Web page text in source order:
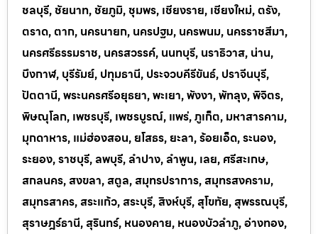
ชลบุรี, ชัยนาท, ชัยภูมิ, ชุมพร, เชียงราย, เชียงใหม่, ตรัง,
ตราด, ตาก, นครนายก, นครปฐม, นครพนม, นครราชสีมา,
นครศรีธรรมราช, นครสวรรค์, นนทบุรี, นราธิวาส, น่าน,
บึงกาฬ, บุรีรัมย์, ปทุมธานี, ประจวบคีรีขันธ์, ปราจีนบุรี,
ปัตตานี, พระนครศรีอยุธยา, พะเยา, พังงา, พัทลุง, พิจิตร,
พิษณุโลก, เพชรบุรี, เพชรบูรณ์, แพร่, ภูเก็ต, มหาสารคาม,
มุกดาหาร, แม่ฮ่องสอน, ยโสธร, ยะลา, ร้อยเอ็ด, ระนอง,
ระยอง, ราชบุรี, ลพบุรี, ลำปาง, ลำพูน, เลย, ศรีสะเกษ,
สกลนคร, สงขลา, สตูล, สมุทรปราการ, สมุทรสงคราม,
สมุทรสาคร, สระแก้ว, สระบุรี, สิงห์บุรี, สุโขทัย, สุพรรณบุรี,
สุราษฎร์ธานี, สุรินทร์, หนองคาย, หนองบัวลำภู, อ่างทอง,